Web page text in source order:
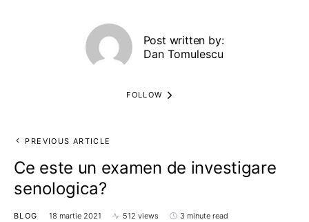
Post written by:
Dan Tomulescu
FOLLOW
PREVIOUS ARTICLE
Ce este un examen de investigare
senologica?
BLOG 18 martie 2021 512 views 3 minute read